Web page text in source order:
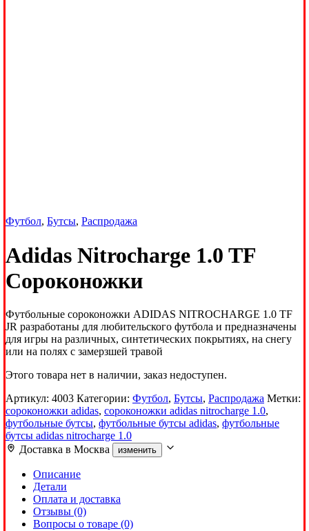
Футбол, Бутсы, Распродажа
Adidas Nitrocharge 1.0 TF
Сороконожки
Футбольные сороконожки ADIDAS NITROCHARGE 1.0 TF
JR разработаны для любительского футбола и предназначены
для игры на различных, синтетических покрытиях, на снегу
или на полях с замерзшей травой
Этого товара нет в наличии, заказ недоступен.
Артикул: 4003 Категории: Футбол, Бутсы, Распродажа Метки:
сороконожки adidas, сороконожки adidas nitrocharge 1.0,
футбольные бутсы, футбольные бутсы adidas, футбольные
бутсы adidas nitrocharge 1.0
Доставка в Москва изменить
Описание
Детали
Оплата и доставка
Отзывы (0)
Вопросы о товаре (0)